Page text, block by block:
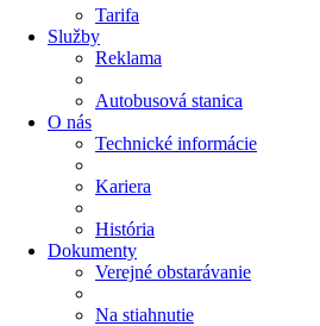
Tarifa
Služby
Reklama
Autobusová stanica
O nás
Technické informácie
Kariera
História
Dokumenty
Verejné obstarávanie
Na stiahnutie